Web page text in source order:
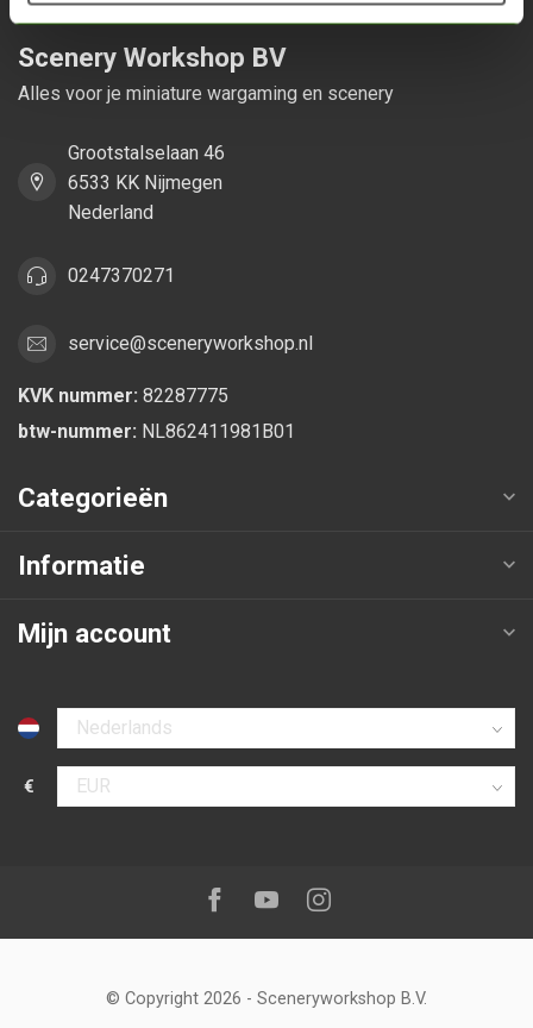
Scenery Workshop BV
Alles voor je miniature wargaming en scenery
Grootstalselaan 46
6533 KK Nijmegen
Nederland
0247370271
service@sceneryworkshop.nl
KVK nummer: 82287775
btw-nummer: NL862411981B01
Categorieën
Informatie
Mijn account
Selecteer taal
€
Selecteer valuta
Volg ons op:Facebook
YoutubeInstagram
© Copyright 2026 - Sceneryworkshop B.V.